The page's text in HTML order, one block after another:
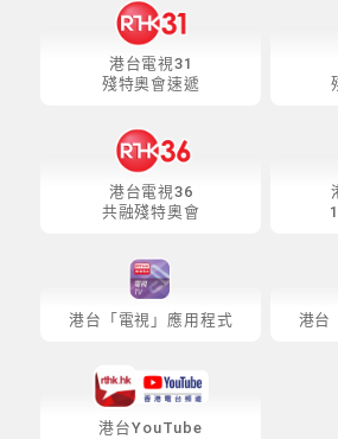
港台電視31
殘特奧會速遞
港台電視36
共融殘特奧會
港台「電視」應用程式 港台
港台YouTube